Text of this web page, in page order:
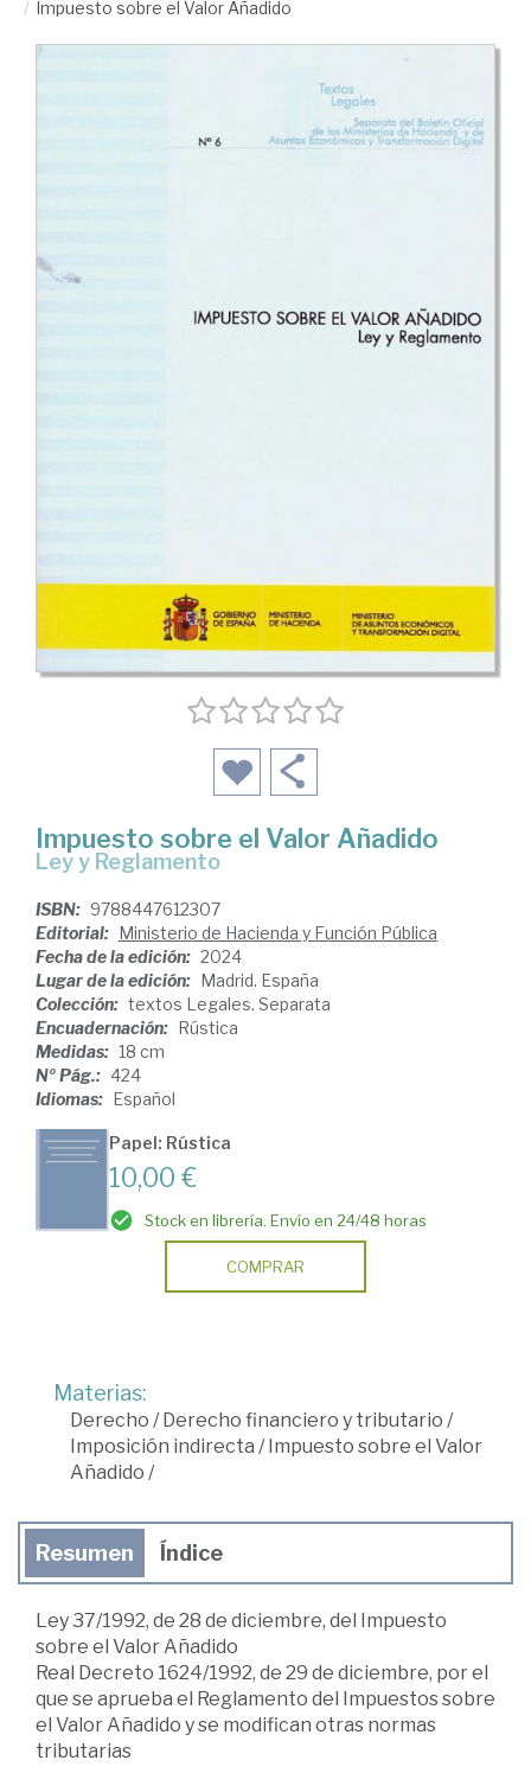
Impuesto sobre el Valor Añadido
Impuesto sobre el Valor Añadido
Ley y Reglamento
ISBN: 9788447612307
Editorial: Ministerio de Hacienda y Función Pública
Fecha de la edición: 2024
Lugar de la edición: Madrid. España
Colección: textos Legales. Separata
Encuadernación: Rústica
Medidas: 18 cm
Nº Pág.: 424
Idiomas: Español
Papel: Rústica
10,00 €
Stock en librería. Envío en 24/48 horas
COMPRAR
Materias:
Derecho /Derecho financiero y tributario /
Imposición indirecta /Impuesto sobre el Valor
Añadido /
Resumen Índice
Ley 37/1992, de 28 de diciembre, del Impuesto
sobre el Valor Añadido
Real Decreto 1624/1992, de 29 de diciembre, por el
que se aprueba el Reglamento del Impuestos sobre
el Valor Añadido y se modifican otras normas
tributarias